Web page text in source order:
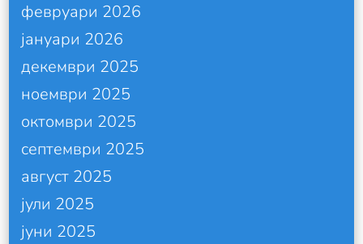
февруари 2026
јануари 2026
декември 2025
ноември 2025
октомври 2025
септември 2025
август 2025
јули 2025
јуни 2025